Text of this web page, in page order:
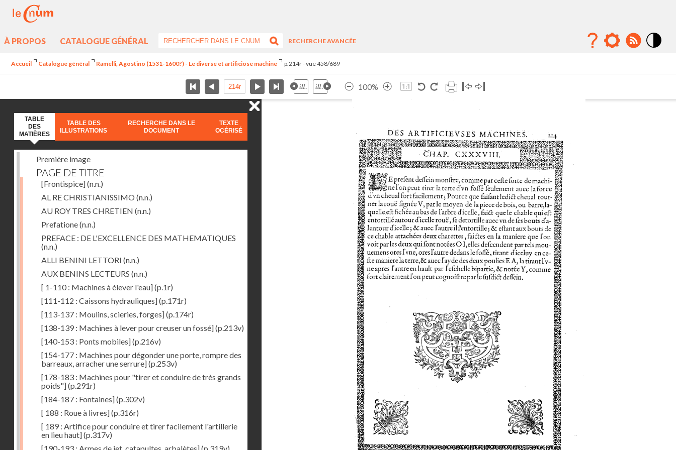
À PROPOS CATALOGUE GÉNÉRAL
RECHERCHE AVANCÉE
Accueil Catalogue général Ramelli, Agostino (1531-1600?) - Le diverse et artificiose machine p.214r - vue 458/689
100%
TABLE
DES
MATIÈRES
TABLE DES
ILLUSTRATIONS
RECHERCHE DANS LE
DOCUMENT
TEXTE
OCÉRISÉ
Première image
PAGE DE TITRE
[Frontispice](n.n.)
AL RE CHRISTIANISSIMO (n.n.)
AU ROY TRES CHRETIEN (n.n.)
Prefatione(n.n.)
PREFACE : DE L'EXCELLENCE DES MATHEMATIQUES
(n.n.)
ALLI BENINI LETTORI (n.n.)
AUX BENINS LECTEURS (n.n.)
[ 1-110 : Machines à élever l'eau](p.1r)
[111-112 : Caissons hydrauliques](p.171r)
[113-137 : Moulins, scieries, forges](p.174r)
[138-139 : Machines à lever pour creuser un fossé](p.213v)
[140-153 : Ponts mobiles](p.216v)
[154-177 : Machines pour dégonder une porte, rompre des
barreaux, arracher une serrure](p.253v)
[178-183 : Machines pour "tirer et conduire de très grands
poids"](p.291r)
[184-187 : Fontaines](p.302v)
[ 188 : Roue à livres](p.316r)
[ 189 : Artifice pour conduire et tirer facilement l'artillerie
en lieu haut](p.317v)